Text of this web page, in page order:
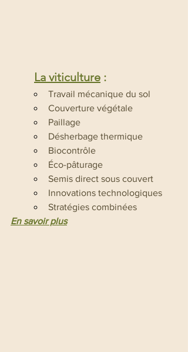
La viticulture :
Travail mécanique du sol
Couverture végétale
Paillage
Désherbage thermique
Biocontrôle
Éco-pâturage
Semis direct sous couvert
Innovations technologiques
Stratégies combinées
En savoir plus